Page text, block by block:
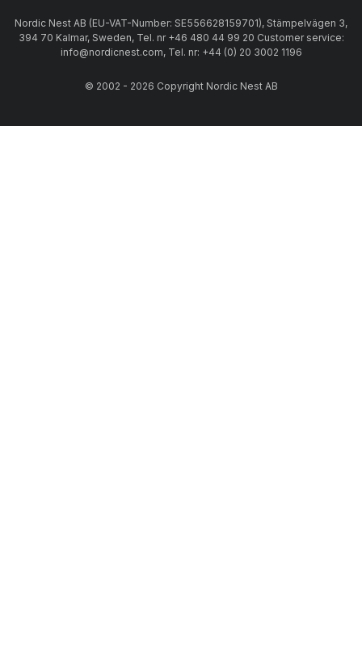
Nordic Nest AB (EU-VAT-Number: SE556628159701), Stämpelvägen 3,
394 70 Kalmar, Sweden, Tel. nr +46 480 44 99 20 Customer service:
info@nordicnest.com, Tel. nr: +44 (0) 20 3002 1196
© 2002 - 2026 Copyright Nordic Nest AB